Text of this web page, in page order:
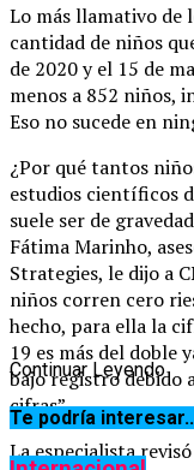
Lo más llamativo de
cantidad de niños
de 2020 y el 15 de
menos a 852 niños,
Eso no sucede en
¿Por qué tantos
estudios científicos
suele ser de
Fátima Marinho,
Strategies, le dijo a
niños corren cero
hecho, para ella la
19 es más del doble
bajo registro debido
cifras”.
La especialista
Continuar Leyendo
Te podría